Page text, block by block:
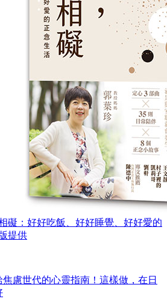
礙：好好吃飯、好好睡覺、好好愛的
提供
慮世代的心靈指南！這樣做，在日